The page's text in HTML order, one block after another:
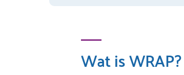
Wat is WRAP?